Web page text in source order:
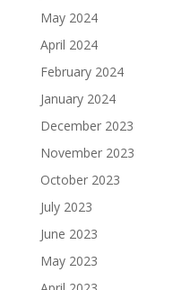
May 2024
April 2024
February 2024
January 2024
December 2023
November 2023
October 2023
July 2023
June 2023
May 2023